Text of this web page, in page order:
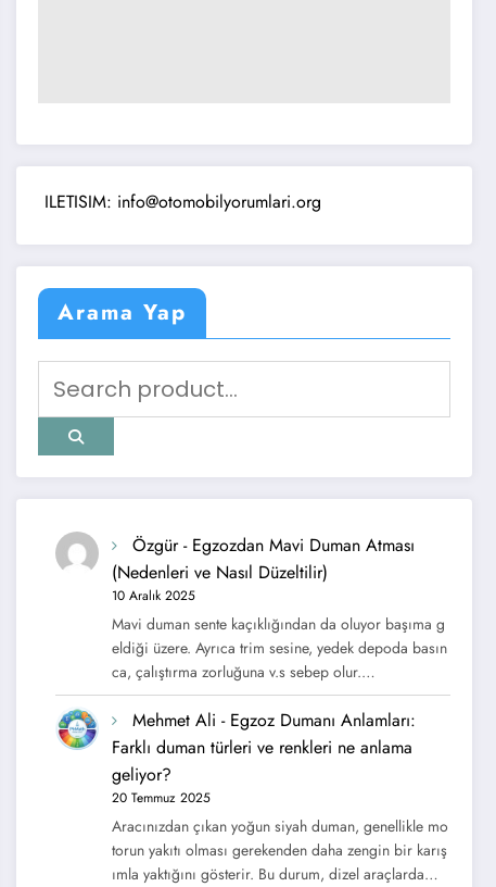
info@otomobilyorumlari.org
Arama Yap
Özgür- Egzozdan Mavi Duman Atması
(Nedenleri ve Nasıl Düzeltilir)
10 Aralık 2025
Mavi duman sente kaçıklığından da oluyor başıma g
eldiği üzere. Ayrıca trim sesine, yedek depoda basın
ca, çalıştırma zorluğuna v.s sebep olur.…
Mehmet Ali - Egzoz Dumanı Anlamları:
Farklı duman türleri ve renkleri ne anlama
geliyor?
20 Temmuz 2025
Aracınızdan çıkan yoğun siyah duman, genellikle mo
torun yakıtı olması gerekenden daha zengin bir karış
ımla yaktığını gösterir. Bu durum, dizel araçlarda…